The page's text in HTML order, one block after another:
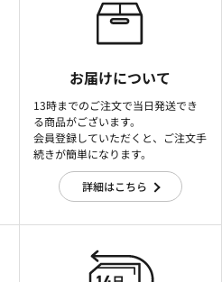
お届けについて
13時までのご注文で当日発送でき
る商品がございます。
会員登録していただくと、ご注文手
続きが簡単になります。
詳細はこちら